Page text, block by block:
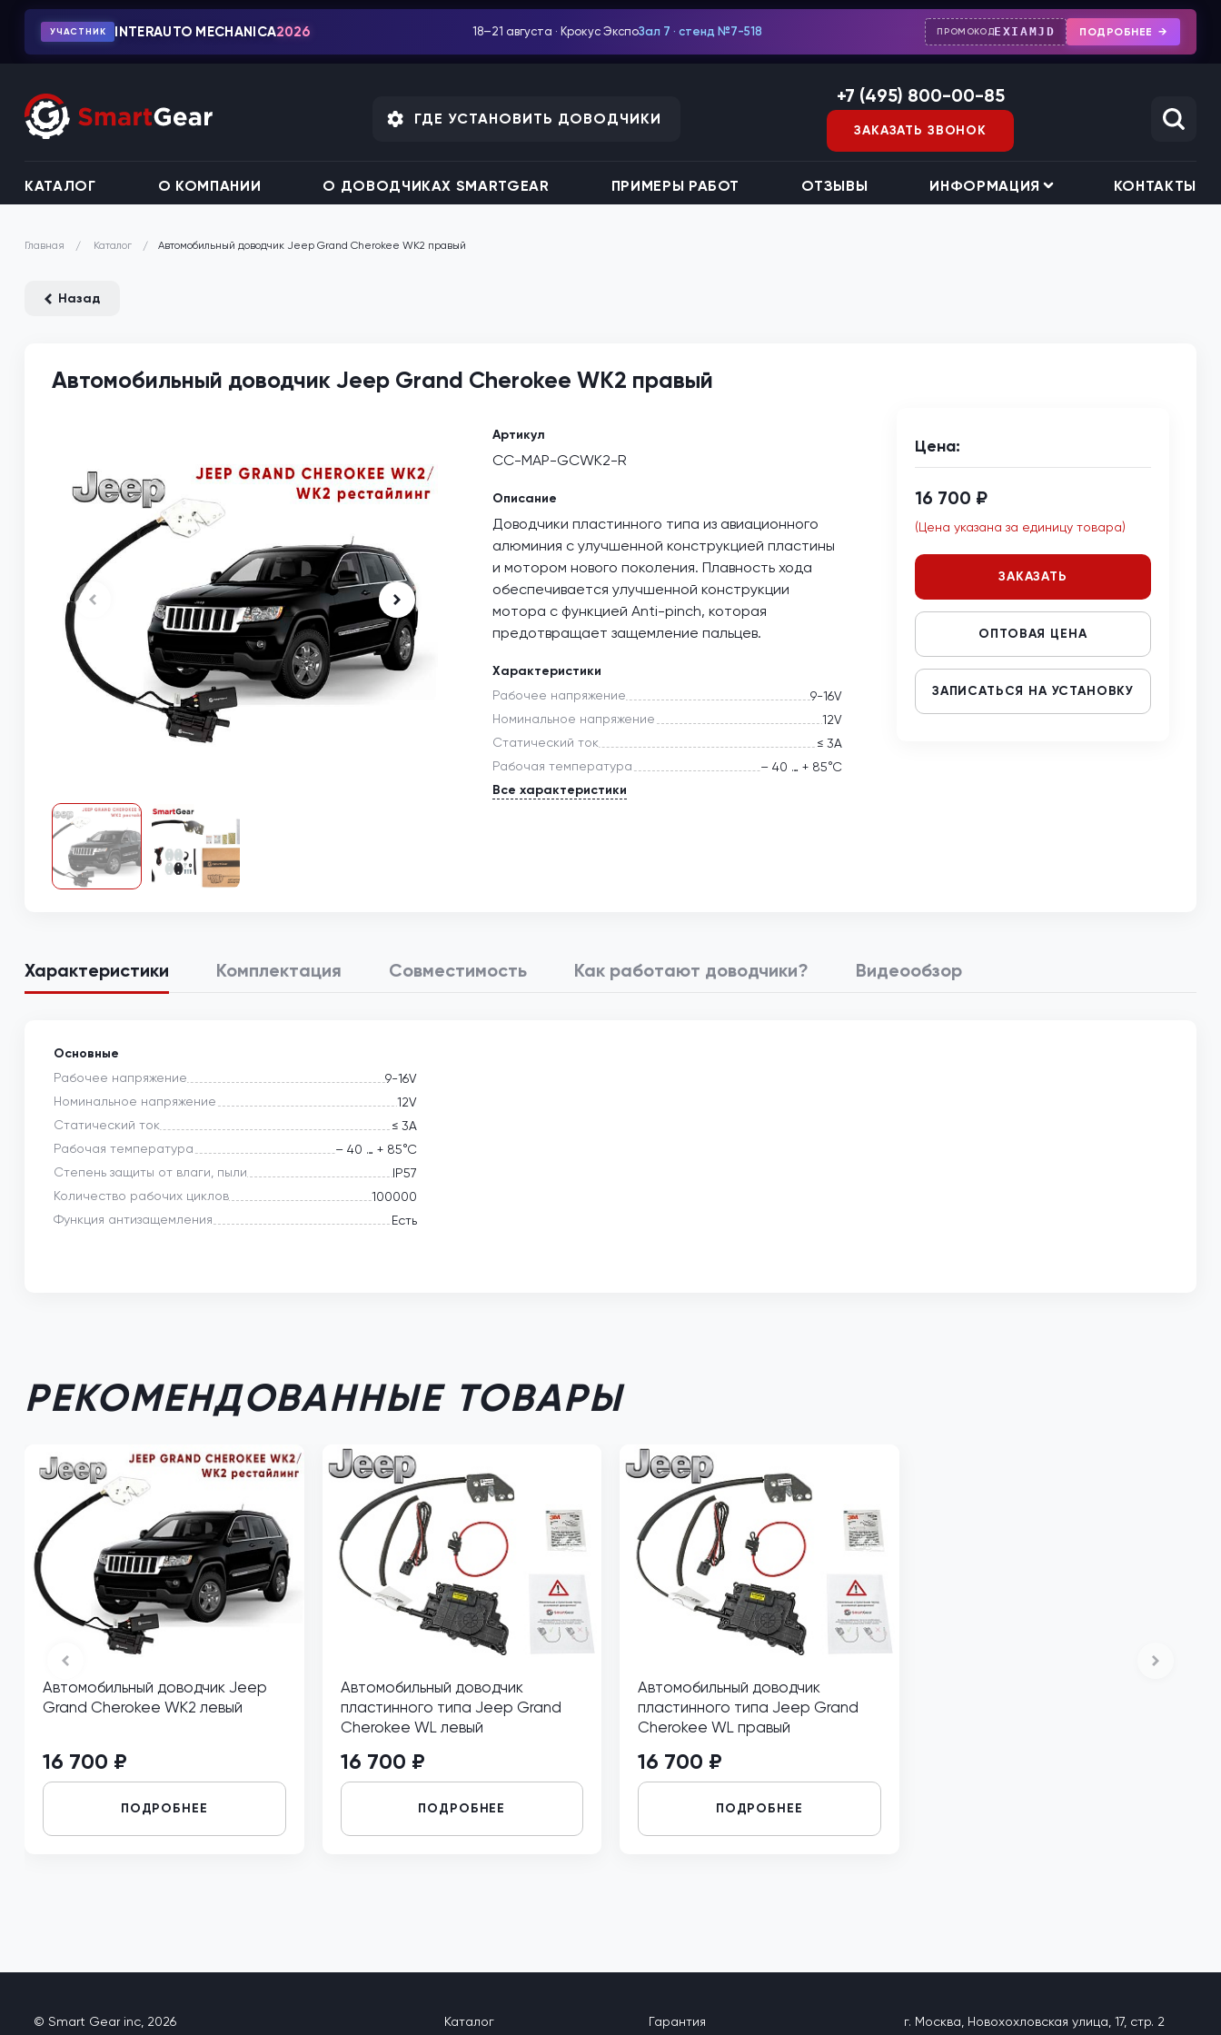
УЧАСТНИК INTERAUTO MECHANICA2026 18–21 августа · Крокус ЭкспоЗал 7 · стенд №7-518 ПРОМОКОДEXIAMJD ПОДРОБНЕЕ
КАТАЛОГ О КОМПАНИИ О ДОВОДЧИКАХ SMARTGEAR ПРИМЕРЫ РАБОТ ОТЗЫВЫ ИНФОРМАЦИЯ КОНТАКТЫ
ГДЕ УСТАНОВИТЬ ДОВОДЧИКИ
+7 (495) 800-00-85
ЗАКАЗАТЬ ЗВОНОК
Главная Каталог Автомобильный доводчик Jeep Grand Cherokee WK2 правый
Назад
Автомобильный доводчик Jeep Grand Cherokee WK2 правый
Артикул
CC-MAP-GCWK2-R
Описание
Доводчики пластинного типа из авиационного
алюминия с улучшенной конструкцией пластины
и мотором нового поколения. Плавность хода
обеспечивается улучшенной конструкции
мотора с функцией Anti-pinch, которая
предотвращает защемление пальцев.
Характеристики
Рабочее напряжение
9-16V
Номинальное напряжение
12V
Статический ток
≤ 3А
Рабочая температура
– 40 … + 85°С
Все характеристики
Цена:
16 700 ₽
(Цена указана за единицу товара)
ЗАКАЗАТЬ
ОПТОВАЯ ЦЕНА
ЗАПИСАТЬСЯ НА УСТАНОВКУ
Характеристики Комплектация Совместимость Как работают доводчики? Видеообзор
Основные
Рабочее напряжение
9-16V
Номинальное напряжение
12V
Статический ток
≤ 3А
Рабочая температура
– 40 … + 85°С
Степень защиты от влаги, пыли
IP57
Количество рабочих циклов
100000
Функция антизащемления
Есть
РЕКОМЕНДОВАННЫЕ ТОВАРЫ
Автомобильный доводчик Jeep
Grand Cherokee WK2 левый
16 700 ₽
ПОДРОБНЕЕ
Автомобильный доводчик
пластинного типа Jeep Grand
Cherokee WL левый
16 700 ₽
ПОДРОБНЕЕ
Автомобильный доводчик
пластинного типа Jeep Grand
Cherokee WL правый
16 700 ₽
ПОДРОБНЕЕ
© Smart Gear inc, 2026 Каталог Гарантия г. Москва, Новохохловская улица, 17, стр. 2